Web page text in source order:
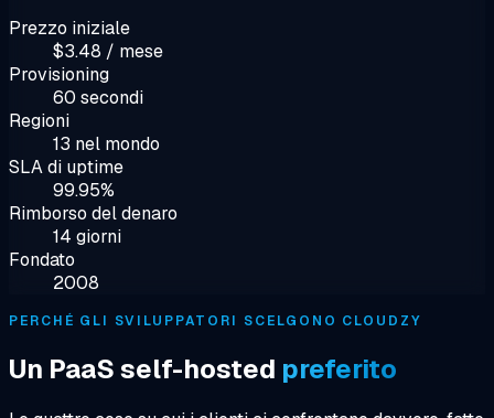
Prezzo iniziale
$3.48 / mese
Provisioning
60 secondi
Regioni
13 nel mondo
SLA di uptime
99.95%
Rimborso del denaro
14 giorni
Fondato
2008
PERCHÉ GLI SVILUPPATORI SCELGONO CLOUDZY
Un PaaS self-hosted preferito